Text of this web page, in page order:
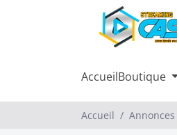
AccueilBoutique
Accueil Annonces